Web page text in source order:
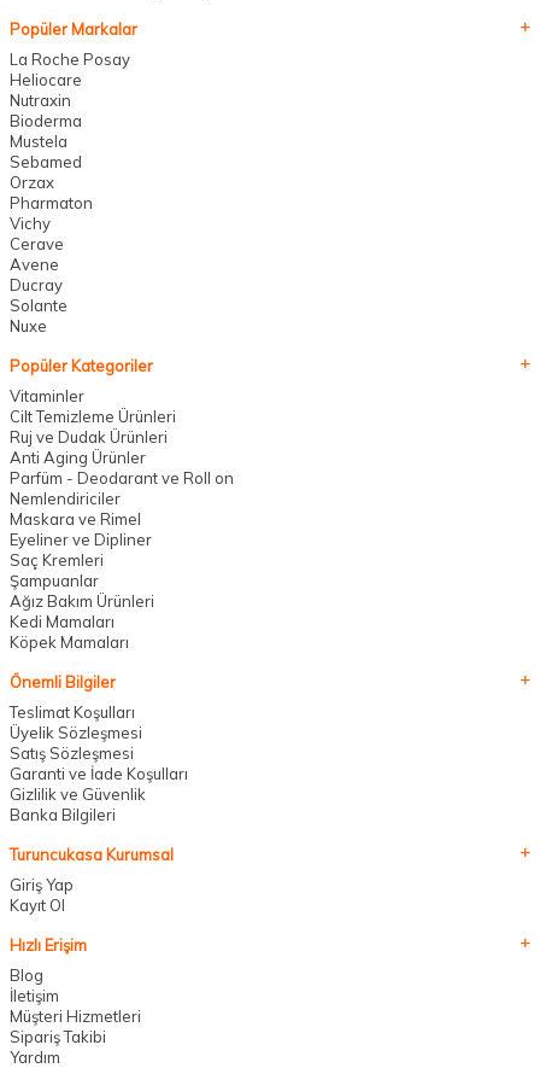
Popüler Markalar
La Roche Posay
Heliocare
Nutraxin
Bioderma
Mustela
Sebamed
Orzax
Pharmaton
Vichy
Cerave
Avene
Ducray
Solante
Nuxe
Popüler Kategoriler
Vitaminler
Cilt Temizleme Ürünleri
Ruj ve Dudak Ürünleri
Anti Aging Ürünler
Parfüm - Deodarant ve Roll on
Nemlendiriciler
Maskara ve Rimel
Eyeliner ve Dipliner
Saç Kremleri
Şampuanlar
Ağız Bakım Ürünleri
Kedi Mamaları
Köpek Mamaları
Önemli Bilgiler
Teslimat Koşulları
Üyelik Sözleşmesi
Satış Sözleşmesi
Garanti ve İade Koşulları
Gizlilik ve Güvenlik
Banka Bilgileri
Turuncukasa Kurumsal
Giriş Yap
Kayıt Ol
Hızlı Erişim
Blog
İletişim
Müşteri Hizmetleri
Sipariş Takibi
Yardım